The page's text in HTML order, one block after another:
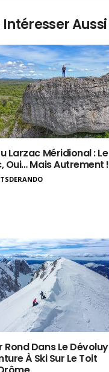
Aussi
Larzac Méridional : Le
Oui… Mais Autrement !
Rond Dans Le Dévoluy
À Ski Sur Le Toit